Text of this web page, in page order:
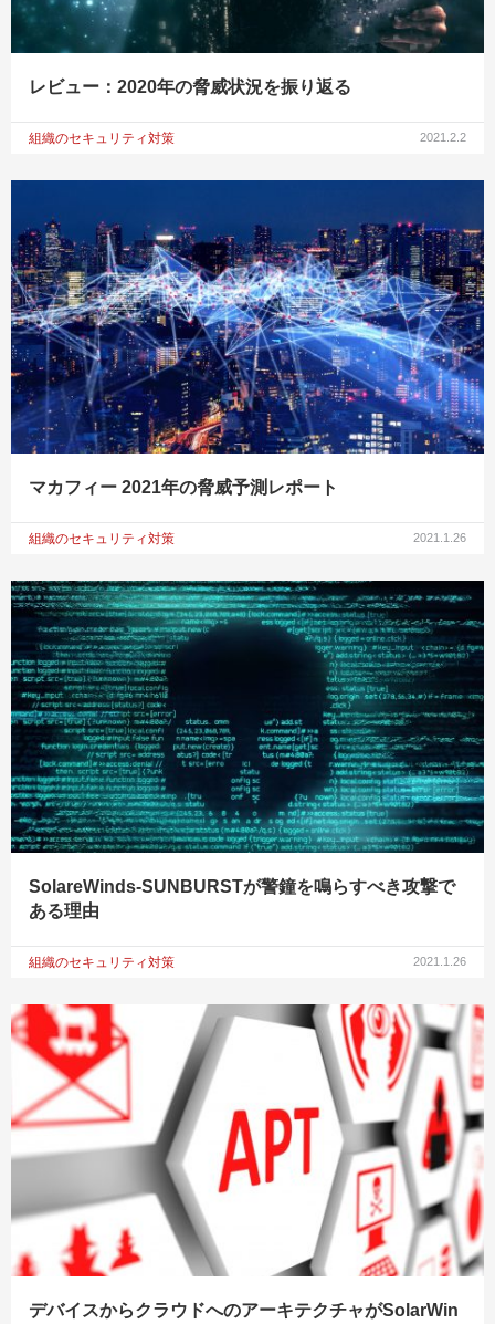
レビュー：2020年の脅威状況を振り返る
組織のセキュリティ対策 2021.2.2
マカフィー 2021年の脅威予測レポート
組織のセキュリティ対策 2021.1.26
SolareWinds-SUNBURSTが警鐘を鳴らすべき攻撃で
ある理由
組織のセキュリティ対策 2021.1.26
デバイスからクラウドへのアーキテクチャがSolarWin